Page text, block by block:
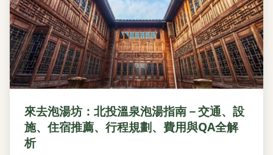
來去泡湯坊：北投溫泉泡湯指南－交通、設
施、住宿推薦、行程規劃、費用與QA全解
析